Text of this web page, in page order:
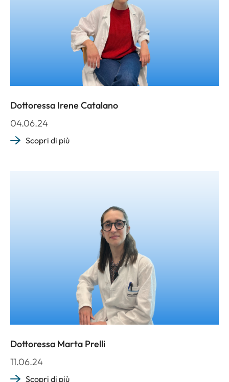
Dottoressa Irene Catalano
04.06.24
Scopri di più
Dottoressa Marta Prelli
11.06.24
Scopri di più